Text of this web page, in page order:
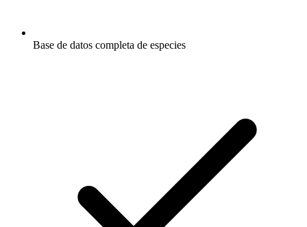
Base de datos completa de especies